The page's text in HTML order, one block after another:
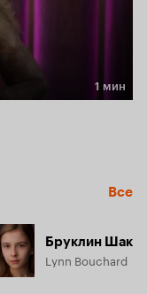
1 мин
Все
Бруклин Шак
Lynn Bouchard